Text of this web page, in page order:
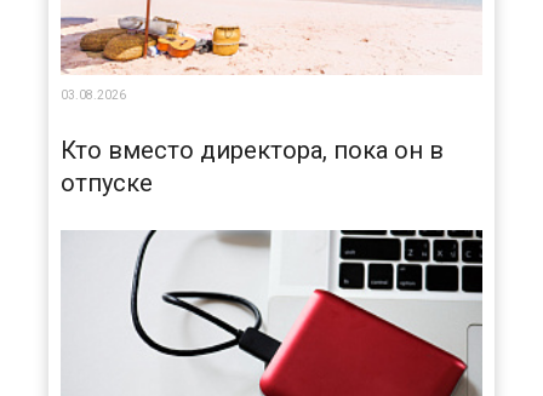
03.08.2026
Кто вместо директора, пока он в
отпуске